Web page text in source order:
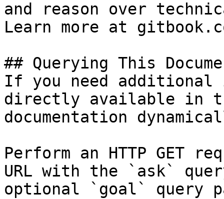
and reason over
Learn more at
## Querying This
If you need
directly available in
documentation
Perform an HTTP GET
URL with the `ask`
optional `goal` query